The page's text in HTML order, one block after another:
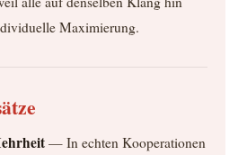
Maximierung.
— In echten Kooperationen